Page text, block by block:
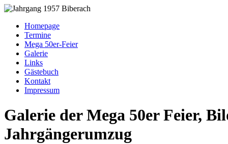
Homepage
Termine
Mega 50er-Feier
Galerie
Links
Gästebuch
Kontakt
Impressum
Galerie der Mega 50er Feier,
Jahrgängerumzug